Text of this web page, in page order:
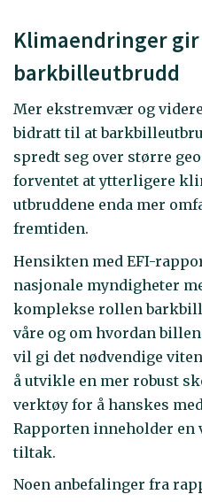
Klimaendringer
barkbilleutbrudd
Mer ekstremvær og
bidratt til at
spredt seg over større
forventet at ytterligere
utbruddene enda mer
fremtiden.
Hensikten med EFI-
nasjonale myndigheter
komplekse rollen
våre og om hvordan
vil gi det nødvendige
å utvikle en mer robust
verktøy for å hanskes
Rapporten inneholder en
tiltak.
Noen anbefalinger fra